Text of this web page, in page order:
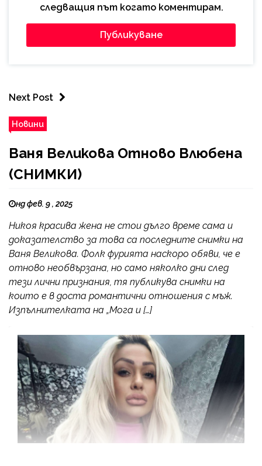
следващия път когато коментирам.
Next Post
Новини
Ваня Великова Отново Влюбена
(СНИМКИ)
нд фев. 9 , 2025
Никоя красива жена не стои дълго време сама и
доказателство за това са последните снимки на
Ваня Великова. Фолк фурията наскоро обяви, че е
отново необвързана, но само няколко дни след
тези лични признания, тя публикува снимки на
които е в доста романтични отношения с мъж.
Изпълнителката на „Мога и […]